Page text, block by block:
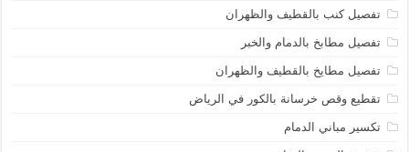
تفصيل كنب بالقطيف والظهران
تفصيل مطابخ بالدمام والخبر
تفصيل مطايخ بالقطيف والظهران
تقطيع وقص خرسانة بالكور في الرياض
تكسير مباني الدمام